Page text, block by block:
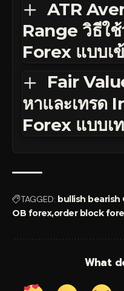
ATR
Range วิธีใ
Forex แบบเ
Fair
หาและเทรด
Forex แบบเ
TAGGED: bullish bearish
OB forexorder block
What